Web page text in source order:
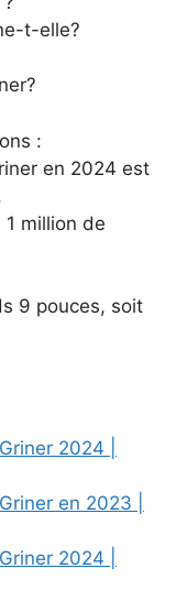
t-elle?
:
en 2024 est
million de
9 pouces, soit
2024 |
en 2023 |
2024 |